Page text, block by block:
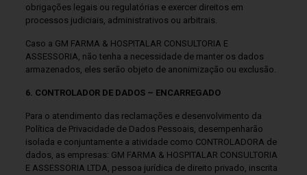
obrigações legais ou regulatórias e exercer direitos em
processos judiciais, administrativos ou arbitrais.
Caso a GM FARMA & HOSPITALAR CONSULTORIA E
ASSESSORIA, não tenha a necessidade de manter os dados
armazenados, eles serão objeto de anonimização ou exclusão.
6. CONTROLADOR DE DADOS – ENCARREGADO
Para o atendimento das reclamações e desenvolvimento da
Política de Privacidade de Dados Pessoais, desempenharão
isolada e conjuntamente a atividade como CONTROLADORA de
dados, as empresas: GM FARMA & HOSPITALAR CONSULTORIA
E ASSESSORIA LTDA, pessoa jurídica de direito privado, inscrita